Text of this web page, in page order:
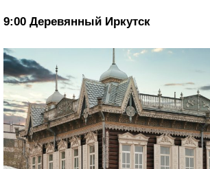
9:00 Деревянный Иркутск